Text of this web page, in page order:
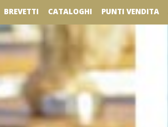
BREVETTI CATALOGHI PUNTI VENDITA